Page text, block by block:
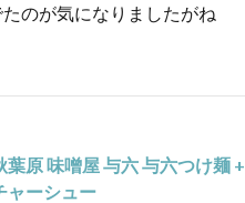
のが気になりましたがね
葉原 味噌屋 与六 与六つけ麺 +
ャーシュー